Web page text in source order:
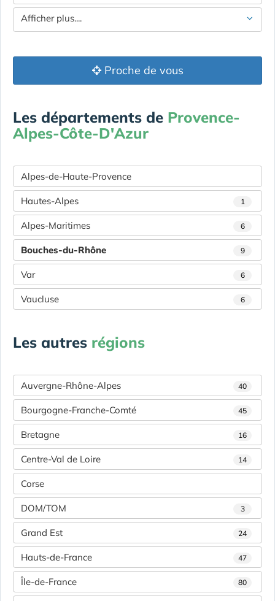
Afficher plus....
Proche de vous
Les départements de Provence-
Alpes-Côte-D'Azur
Alpes-de-Haute-Provence
Hautes-Alpes 1
Alpes-Maritimes 6
Bouches-du-Rhône 9
Var 6
Vaucluse 6
Les autres régions
Auvergne-Rhône-Alpes 40
Bourgogne-Franche-Comté 45
Bretagne 16
Centre-Val de Loire 14
Corse
DOM/TOM 3
Grand Est 24
Hauts-de-France 47
Île-de-France 80